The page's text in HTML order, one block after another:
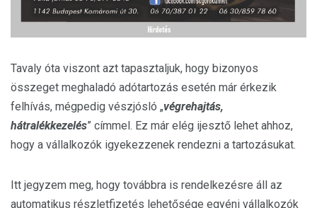
Tavaly óta viszont azt tapasztaljuk, hogy bizonyos
összeget meghaladó adótartozás esetén már érkezik
felhívás, mégpedig vészjósló „végrehajtás,
hátralékkezelés” címmel. Ez már elég ijesztő lehet ahhoz,
hogy a vállalkozók igyekezzenek rendezni a tartozásukat.
Itt jegyzem meg, hogy továbbra is rendelkezésre áll az
automatikus részletfizetés lehetősége egyéni vállalkozók